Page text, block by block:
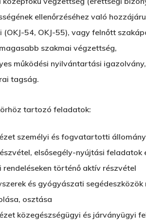
ellenőrzéséhez való
(OKJ-54, OKJ-55), vagy felnőtt
szakmai végzettség,
működési nyilvántartási
tagság.
tartozó feladatok:
személyi és fogvatartotti
elsősegély-nyújtási feladatok
rendeléseken történő aktív részvétel
és gyógyászati
osztása
közegészségügyi és járványügyi